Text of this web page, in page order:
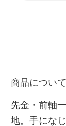
商品について
先金・前軸
地。手にな